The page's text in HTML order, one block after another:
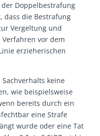
der Doppelbestrafung
dass die Bestrafung
Vergeltung und
vor dem
erzieherischen
keine
wie beispielsweise
bereits durch ein
eine Strafe
wurde oder eine Tat